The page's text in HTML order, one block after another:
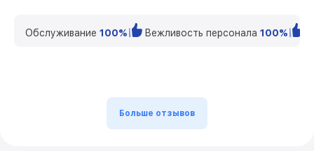
Обслуживание 100% Вежливость персонала 100%
Больше отзывов